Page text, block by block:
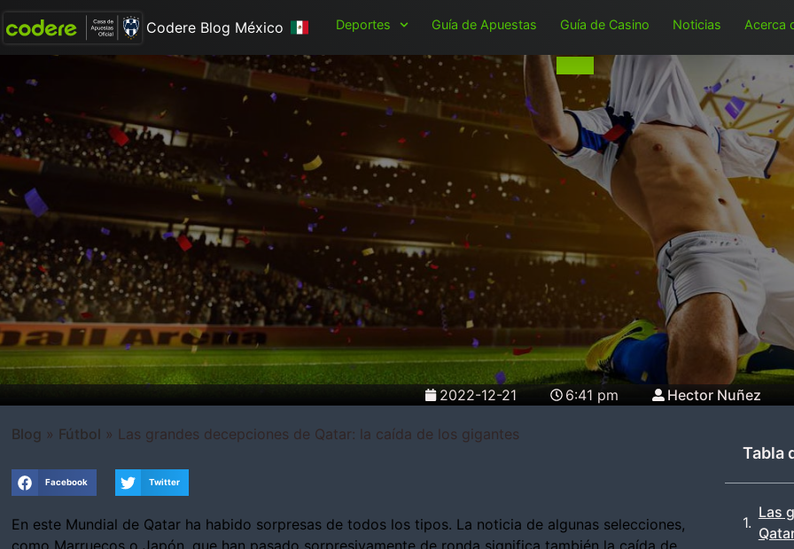
Codere Blog México Deportes Guía de Apuestas Guía de Casino Noticias Acerca
2022-12-21 6:41 pm Hector Nuñez
Blog » Fútbol » Las grandes decepciones de Qatar: la caída de los gigantes
Facebook Twitter
En este Mundial de Qatar ha habido sorpresas de todos los tipos. La noticia de algunas selecciones,
Tabla
Las